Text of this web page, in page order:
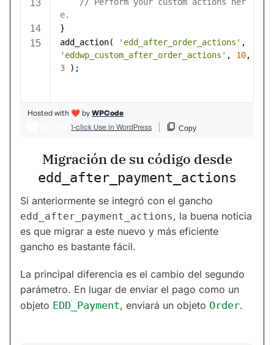
Migración de su código desde
edd_after_payment_actions
Si anteriormente se integró con el gancho
edd_after_payment_actions, la buena noticia
es que migrar a este nuevo y más eficiente
gancho es bastante fácil.
La principal diferencia es el cambio del segundo
parámetro. En lugar de enviar el pago como un
objeto EDD_Payment, enviará un objeto Order.